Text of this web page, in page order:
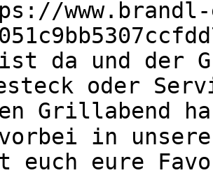
ist da und
oder
Grillabend
in
euch eure